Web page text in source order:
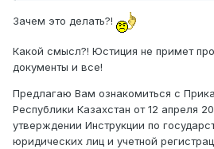
Зачем это делать?!
Какой смысл?! Юстиция не примет
документы и все!
Предлагаю Вам ознакомиться с
Республики Казахстан от 12 апреля
утверждении Инструкции по
юридических лиц и учетной